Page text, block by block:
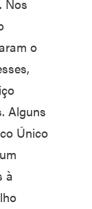
Nos
o
Alguns
Único
à